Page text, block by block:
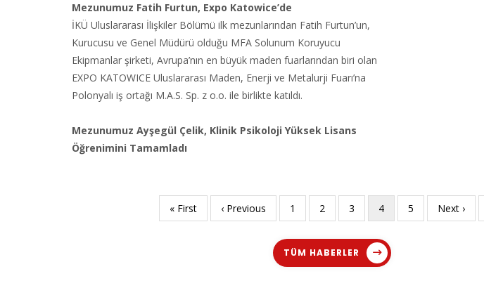
Mezunumuz Fatih Furtun, Expo Katowice’de
İKÜ Uluslararası İlişkiler Bölümü ilk mezunlarından Fatih Furtun’un,
Kurucusu ve Genel Müdürü olduğu MFA Solunum Koruyucu
Ekipmanlar şirketi, Avrupa’nın en büyük maden fuarlarından biri olan
EXPO KATOWICE Uluslararası Maden, Enerji ve Metalurji Fuarı’na
Polonyalı iş ortağı M.A.S. Sp. z o.o. ile birlikte katıldı.
Mezunumuz Ayşegül Çelik, Klinik Psikoloji Yüksek Lisans
Öğrenimini Tamamladı
İlk
« First
Önceki
‹ Previous Sayfa
1 Sayfa
2 Sayfa
3
Şu
kullanılan
sayfa
4 Sayfa
5
Sonraki
Next ›
TÜM HABERLER